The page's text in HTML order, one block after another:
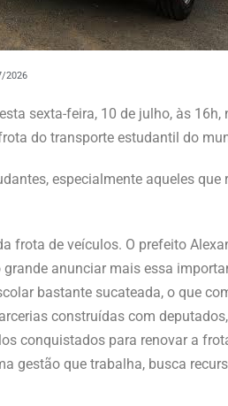
2026
sexta-feira, 10 de julho, às
do transporte estudantil do
especialmente aqueles que
frota de veículos. O prefeito
anunciar mais essa
bastante sucateada, o que
construídas com
conquistados para renovar a
gestão que trabalha, busca